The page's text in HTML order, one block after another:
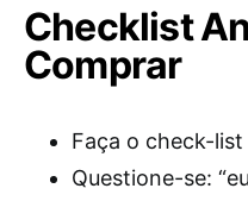
Checklist
Comprar
Faça o check-
Questione-se: